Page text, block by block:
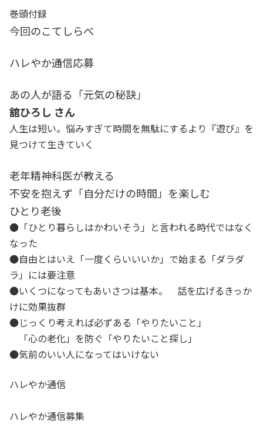
巻頭付録
今回のこてしらべ
ハレやか通信応募
あの人が語る「元気の秘訣」
舘ひろし さん
人生は短い。悩みすぎて時間を無駄にするより『遊び』を
見つけて生きていく
老年精神科医が教える
不安を抱えず「自分だけの時間」を楽しむ
ひとり老後
●「ひとり暮らしはかわいそう」と言われる時代ではなく
なった
●自由とはいえ「一度くらいいいか」で始まる「ダラダ
ラ」には要注意
●いくつになってもあいさつは基本。 話を広げるきっか
けに効果抜群
●じっくり考えれば必ずある「やりたいこと」
「心の老化」を防ぐ「やりたいこと探し」
●気前のいい人になってはいけない
ハレやか通信
ハレやか通信募集